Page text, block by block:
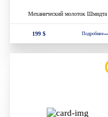
Механический молоток Шмидта
199 $ Подробнее